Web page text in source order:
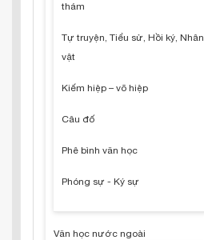
thám
Tự truyện, Tiểu sử, Hồi ký, Nhân
vật
Kiếm hiệp – võ hiệp
Câu đố
Phê bình văn học
Phóng sự - Ký sự
Văn học nước ngoài